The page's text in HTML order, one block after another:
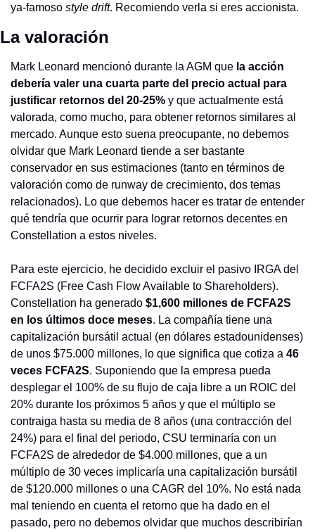
ya-famoso style drift. Recomiendo verla si eres accionista.
La valoración
Mark Leonard mencionó durante la AGM que la acción
debería valer una cuarta parte del precio actual para
justificar retornos del 20-25% y que actualmente está
valorada, como mucho, para obtener retornos similares al
mercado. Aunque esto suena preocupante, no debemos
olvidar que Mark Leonard tiende a ser bastante
conservador en sus estimaciones (tanto en términos de
valoración como de runway de crecimiento, dos temas
relacionados). Lo que debemos hacer es tratar de entender
qué tendría que ocurrir para lograr retornos decentes en
Constellation a estos niveles.
Para este ejercicio, he decidido excluir el pasivo IRGA del
FCFA2S (Free Cash Flow Available to Shareholders).
Constellation ha generado $1,600 millones de FCFA2S
en los últimos doce meses. La compañía tiene una
capitalización bursátil actual (en dólares estadounidenses)
de unos $75.000 millones, lo que significa que cotiza a 46
veces FCFA2S. Suponiendo que la empresa pueda
desplegar el 100% de su flujo de caja libre a un ROIC del
20% durante los próximos 5 años y que el múltiplo se
contraiga hasta su media de 8 años (una contracción del
24%) para el final del periodo, CSU terminaría con un
FCFA2S de alrededor de $4.000 millones, que a un
múltiplo de 30 veces implicaría una capitalización bursátil
de $120.000 millones o una CAGR del 10%. No está nada
mal teniendo en cuenta el retorno que ha dado en el
pasado, pero no debemos olvidar que muchos describirían